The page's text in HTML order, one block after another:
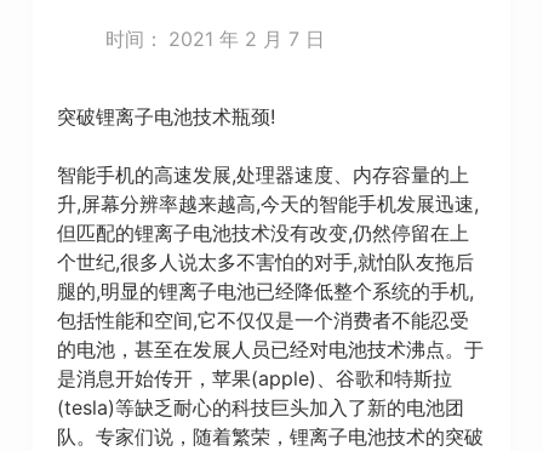
时间： 2021 年 2 月 7 日
突破锂离子电池技术瓶颈!
智能手机的高速发展,处理器速度、内存容量的上
升,屏幕分辨率越来越高,今天的智能手机发展迅速,
但匹配的锂离子电池技术没有改变,仍然停留在上
个世纪,很多人说太多不害怕的对手,就怕队友拖后
腿的,明显的锂离子电池已经降低整个系统的手机,
包括性能和空间,它不仅仅是一个消费者不能忍受
的电池，甚至在发展人员已经对电池技术沸点。于
是消息开始传开，苹果(apple)、谷歌和特斯拉
(tesla)等缺乏耐心的科技巨头加入了新的电池团
队。专家们说，随着繁荣，锂离子电池技术的突破